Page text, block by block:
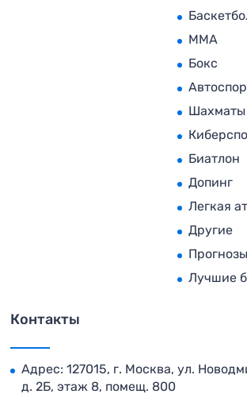
MMA
Бокс
Шахматы
Биатлон
Допинг
Легкая
Другие
Лучшие
Контакты
Адрес: 127015, г. Москва, ул.
д. 2Б, этаж 8, помещ. 800